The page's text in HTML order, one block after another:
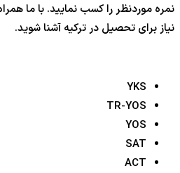
نمره موردنظر را کسب نمایید. با ما
نیاز برای تحصیل در ترکیه آشنا شوید.
YKS
TR-YOS
YOS
SAT
ACT